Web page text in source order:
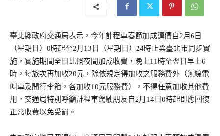
臺北縣政府交通局表示，今年計程車春節加成運價自2月6日
（星期日）0時起至2月13日（星期日）24時止與臺北市同步實
施，實施期間全日比照夜間加成收費，晚上11時至翌日早上6
時，每旅次再加收20元，除依規定得加收之服務費外（無線電
叫車及開行李箱，各加收10元服務費），不得任意加收其他費
用，交通局特別呼籲計程車駕駛朋友自2月14日0時起即應回復
正常收費以免受罰。